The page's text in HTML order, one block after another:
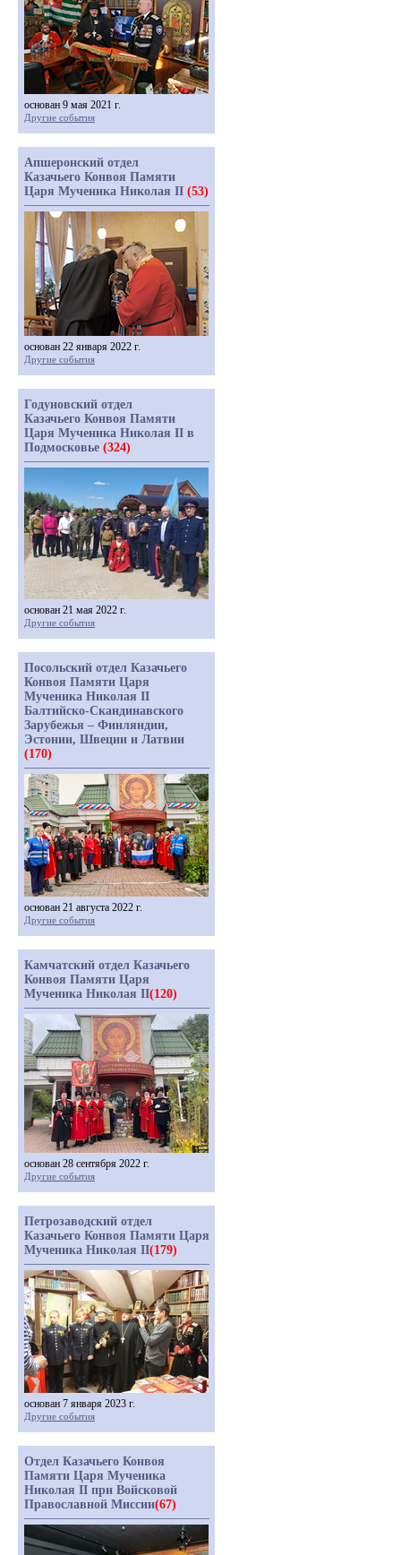
основан 9 мая 2021 г.
Другие события
Апшеронский отдел
Казачьего Конвоя Памяти
Царя Мученика Николая II (53)
основан 22 января 2022 г.
Другие события
Годуновский отдел
Казачьего Конвоя Памяти
Царя Мученика Николая II в
Подмосковье (324)
основан 21 мая 2022 г.
Другие события
Посольский отдел Казачьего
Конвоя Памяти Царя
Мученика Николая II
Балтийско-Скандинавского
Зарубежья – Финляндии,
Эстонии, Швеции и Латвии
(170)
основан 21 августа 2022 г.
Другие события
Камчатский отдел Казачьего
Конвоя Памяти Царя
Мученика Николая II(120)
основан 28 сентября 2022 г.
Другие события
Петрозаводский отдел
Казачьего Конвоя Памяти Царя
Мученика Николая II(179)
основан 7 января 2023 г.
Другие события
Отдел Казачьего Конвоя
Памяти Царя Мученика
Николая II при Войсковой
Православной Миссии(67)